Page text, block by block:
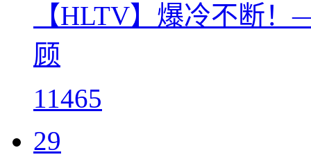
【HLTV】爆冷不断
顾
11465
29